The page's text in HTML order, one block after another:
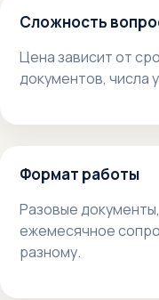
Сложность
Цена зависит от
документов, числа
Формат работы
Разовые
ежемесячное
разному.